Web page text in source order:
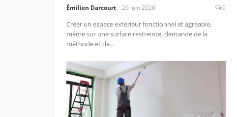
Émilien Darcourt 26 juin 2026 0
Créer un espace extérieur fonctionnel et agréable,
même sur une surface restreinte, demande de la
méthode et de...